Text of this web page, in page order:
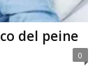
del peine
0